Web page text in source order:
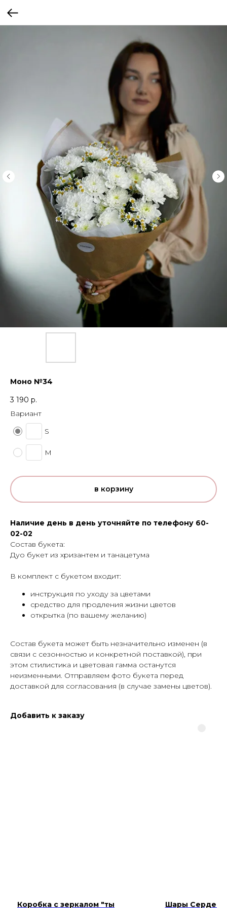
Моно №34
3 190 р.
Вариант
S
M
в корзину
Наличие день в день уточняйте по телефону 60-
02-02
Состав букета:
Дуо букет из хризантем и танацетума
В комплект с букетом входит:
инструкция по уходу за цветами
средство для продления жизни цветов
открытка (по вашему желанию)
Cостав букета может быть незначительно изменен (в
связи с сезонностью и конкретной поставкой), при
этом стилистика и цветовая гамма останутся
неизменными. Отправляем фото букета перед
доставкой для согласования (в случае замены цветов).
Добавить к заказу
Коробка с зеркалом "ты Шары